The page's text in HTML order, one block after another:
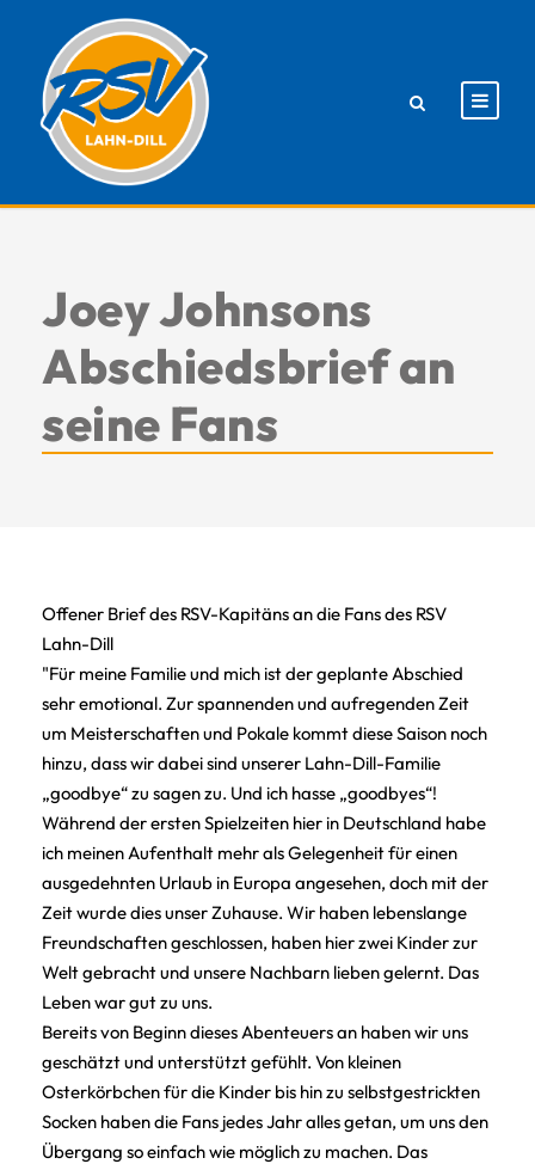
Joey Johnsons
Abschiedsbrief an
seine Fans
Offener Brief des RSV-Kapitäns an die Fans des RSV
Lahn-Dill
"Für meine Familie und mich ist der geplante Abschied
sehr emotional. Zur spannenden und aufregenden Zeit
um Meisterschaften und Pokale kommt diese Saison noch
hinzu, dass wir dabei sind unserer Lahn-Dill-Familie
„goodbye“ zu sagen zu. Und ich hasse „goodbyes“!
Während der ersten Spielzeiten hier in Deutschland habe
ich meinen Aufenthalt mehr als Gelegenheit für einen
ausgedehnten Urlaub in Europa angesehen, doch mit der
Zeit wurde dies unser Zuhause. Wir haben lebenslange
Freundschaften geschlossen, haben hier zwei Kinder zur
Welt gebracht und unsere Nachbarn lieben gelernt. Das
Leben war gut zu uns.
Bereits von Beginn dieses Abenteuers an haben wir uns
geschätzt und unterstützt gefühlt. Von kleinen
Osterkörbchen für die Kinder bis hin zu selbstgestrickten
Socken haben die Fans jedes Jahr alles getan, um uns den
Übergang so einfach wie möglich zu machen. Das